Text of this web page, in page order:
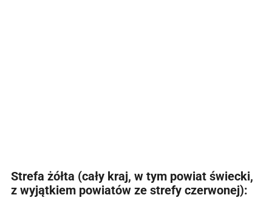
Strefa żółta (cały kraj, w tym powiat świecki,
z wyjątkiem powiatów ze strefy czerwonej):